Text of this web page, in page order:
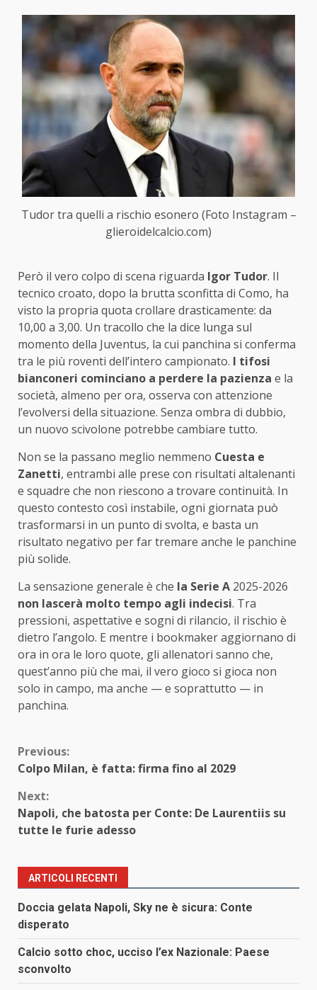
Tudor tra quelli a rischio esonero (Foto Instagram –
glieroidelcalcio.com)
Però il vero colpo di scena riguarda Igor Tudor. Il
tecnico croato, dopo la brutta sconfitta di Como, ha
visto la propria quota crollare drasticamente: da
10,00 a 3,00. Un tracollo che la dice lunga sul
momento della Juventus, la cui panchina si conferma
tra le più roventi dell’intero campionato. I tifosi
bianconeri cominciano a perdere la pazienza e la
società, almeno per ora, osserva con attenzione
l’evolversi della situazione. Senza ombra di dubbio,
un nuovo scivolone potrebbe cambiare tutto.
Non se la passano meglio nemmeno Cuesta e
Zanetti, entrambi alle prese con risultati altalenanti
e squadre che non riescono a trovare continuità. In
questo contesto così instabile, ogni giornata può
trasformarsi in un punto di svolta, e basta un
risultato negativo per far tremare anche le panchine
più solide.
La sensazione generale è che la Serie A 2025-2026
non lascerà molto tempo agli indecisi. Tra
pressioni, aspettative e sogni di rilancio, il rischio è
dietro l’angolo. E mentre i bookmaker aggiornano di
ora in ora le loro quote, gli allenatori sanno che,
quest’anno più che mai, il vero gioco si gioca non
solo in campo, ma anche — e soprattutto — in
panchina.
Continue
Reading
Previous:
Colpo Milan, è fatta: firma fino al 2029
Next:
Napoli, che batosta per Conte: De Laurentiis su
tutte le furie adesso
ARTICOLI RECENTI
Doccia gelata Napoli, Sky ne è sicura: Conte
disperato
Calcio sotto choc, ucciso l’ex Nazionale: Paese
sconvolto